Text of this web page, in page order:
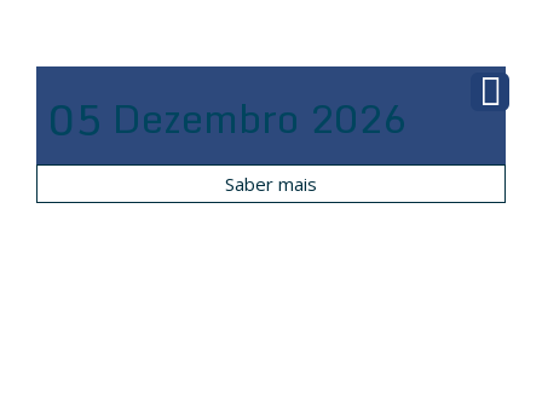
05 Dezembro 2026
Saber mais